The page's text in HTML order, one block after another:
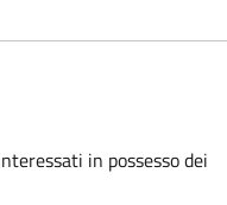
in possesso dei